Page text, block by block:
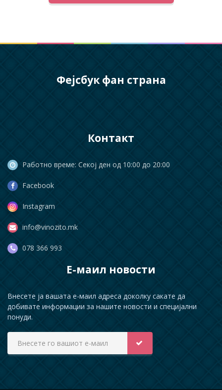
Фејсбук фан страна
Контакт
Работно време: Секој ден од 10:00 до 20:00
Facebook
Instagram
info@vinozito.mk
078 366 993
Е-маил новости
Внесете ја вашата е-маил адреса доколку сакате да
добивате информации за нашите новости и специјални
понуди.